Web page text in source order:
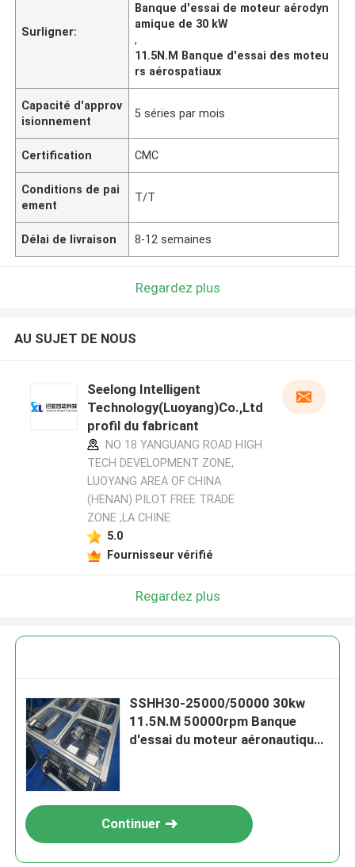
Surligner:
Banque d'essai de moteur aérodyn
amique de 30 kW
,
11.5N.M Banque d'essai des moteu
rs aérospatiaux
Capacité d'approv
isionnement
5 séries par mois
Certification CMC
Conditions de pai
ement
T/T
Délai de livraison 8-12 semaines
Regardez plus
AU SUJET DE NOUS
Seelong Intelligent
Technology(Luoyang)Co.,Ltd
profil du fabricant
NO 18 YANGUANG ROAD HIGH
TECH DEVELOPMENT ZONE,
LUOYANG AREA OF CHINA
(HENAN) PILOT FREE TRADE
ZONE ,LA CHINE
5.0
Fournisseur vérifié
Regardez plus
SSHH30-25000/50000 30kw
11.5N.M 50000rpm Banque
d'essai du moteur aéronautique
Continuer